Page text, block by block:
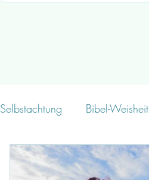
Selbstachtung Bibel-Weisheit